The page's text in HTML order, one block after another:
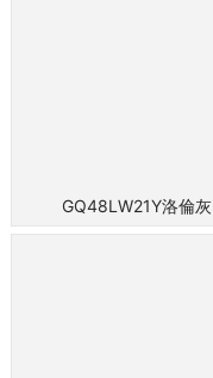
GQ48LW21Y洛倫灰